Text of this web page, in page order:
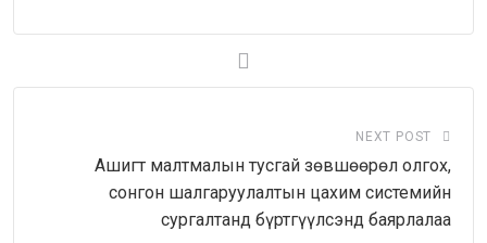
NEXT POST
Ашигт малтмалын тусгай зөвшөөрөл олгох,
сонгон шалгаруулалтын цахим системийн
сургалтанд бүртгүүлсэнд баярлалаа